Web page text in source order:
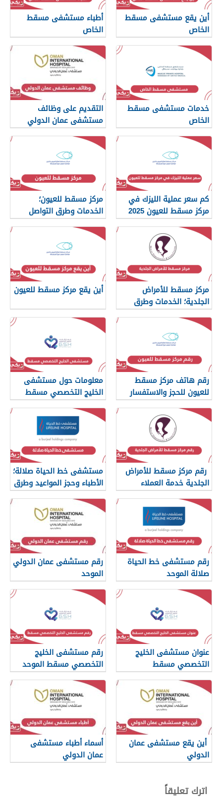
أين يقع مستشفى مسقط
الخاص
أطباء مستشفى مسقط
الخاص
خدمات مستشفى مسقط
الخاص
التقديم على وظائف
مستشفى عمان الدولي
2025
كم سعر عملية الليزك في
مركز مسقط للعيون 2025
مركز مسقط للعيون؛
الخدمات وطرق التواصل
مركز مسقط للأمراض
الجلدية؛ الخدمات وطرق
التواصل
أين يقع مركز مسقط للعيون
رقم هاتف مركز مسقط
للعيون للحجز والاستفسار
معلومات حول مستشفى
الخليج التخصصي مسقط
رقم مركز مسقط للأمراض
الجلدية خدمة العملاء
مستشفى خط الحياة صلالة؛
الأطباء وحجز المواعيد وطرق
التواصل
رقم مستشفى خط الحياة
صلالة الموحد
رقم مستشفى عمان الدولي
الموحد
عنوان مستشفى الخليج
التخصصي مسقط
رقم مستشفى الخليج
التخصصي مسقط الموحد
أين يقع مستشفى عمان
الدولي
أسماء أطباء مستشفى
عمان الدولي
اترك تعليقاً